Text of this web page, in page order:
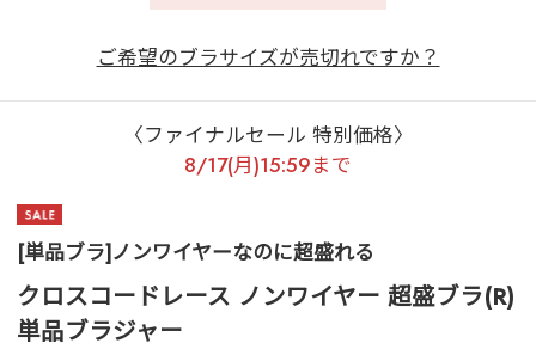
ご希望のブラサイズが売切れですか？
〈ファイナルセール 特別価格〉
8/17(月)15:59まで
[単品ブラ]ノンワイヤーなのに超盛れる
クロスコードレース ノンワイヤー 超盛ブラ(R)
単品ブラジャー